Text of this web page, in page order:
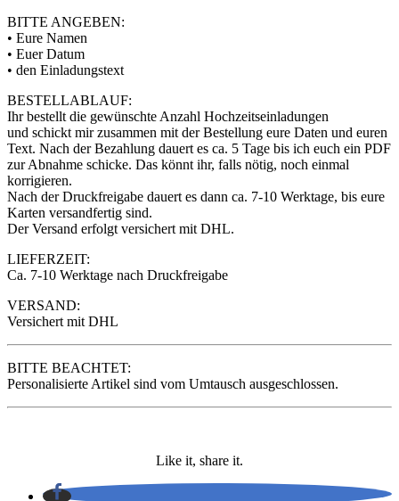
BITTE ANGEBEN:
• Eure Namen
• Euer Datum
• den Einladungstext
BESTELLABLAUF:
Ihr bestellt die gewünschte Anzahl Hochzeitseinladungen
und schickt mir zusammen mit der Bestellung eure Daten und euren
Text. Nach der Bezahlung dauert es ca. 5 Tage bis ich euch ein PDF
zur Abnahme schicke. Das könnt ihr, falls nötig, noch einmal
korrigieren.
Nach der Druckfreigabe dauert es dann ca. 7-10 Werktage, bis eure
Karten versandfertig sind.
Der Versand erfolgt versichert mit DHL.
LIEFERZEIT:
Ca. 7-10 Werktage nach Druckfreigabe
VERSAND:
Versichert mit DHL
BITTE BEACHTET:
Personalisierte Artikel sind vom Umtausch ausgeschlossen.
Like it, share it.